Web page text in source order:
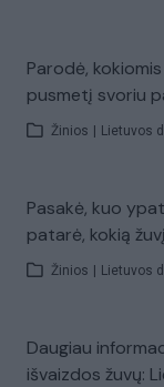
Parodė,
pusmetį svoriu
Žinios Lietuvos
Pasakė, kuo
patarė, kokią
Žinios Lietuvos
Daugiau
išvaizdos žuvų: